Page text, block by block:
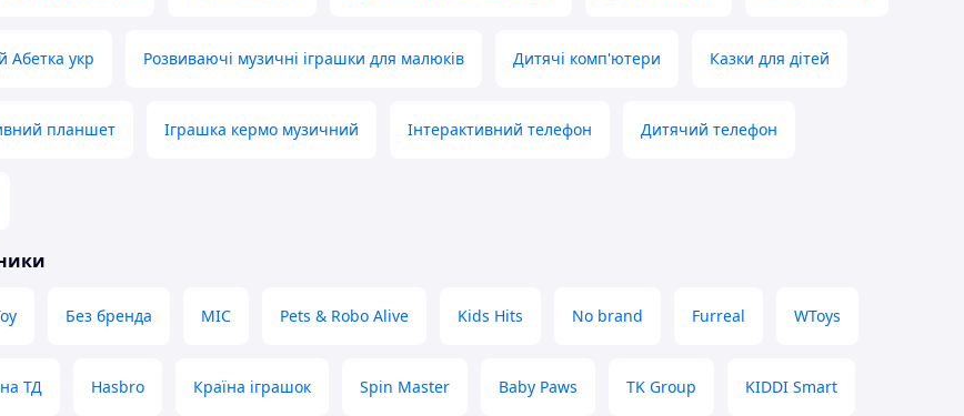
Абетка укр Розвиваючі музичні іграшки для малюків Дитячі комп'ютери Казки для дітей
планшет Іграшка кермо музичний Інтерактивний телефон Дитячий телефон
Без бренда MIC Pets & Robo Alive Kids Hits No brand Furreal WToys
ТД Hasbro Країна іграшок Spin Master Baby Paws TK Group KIDDI Smart